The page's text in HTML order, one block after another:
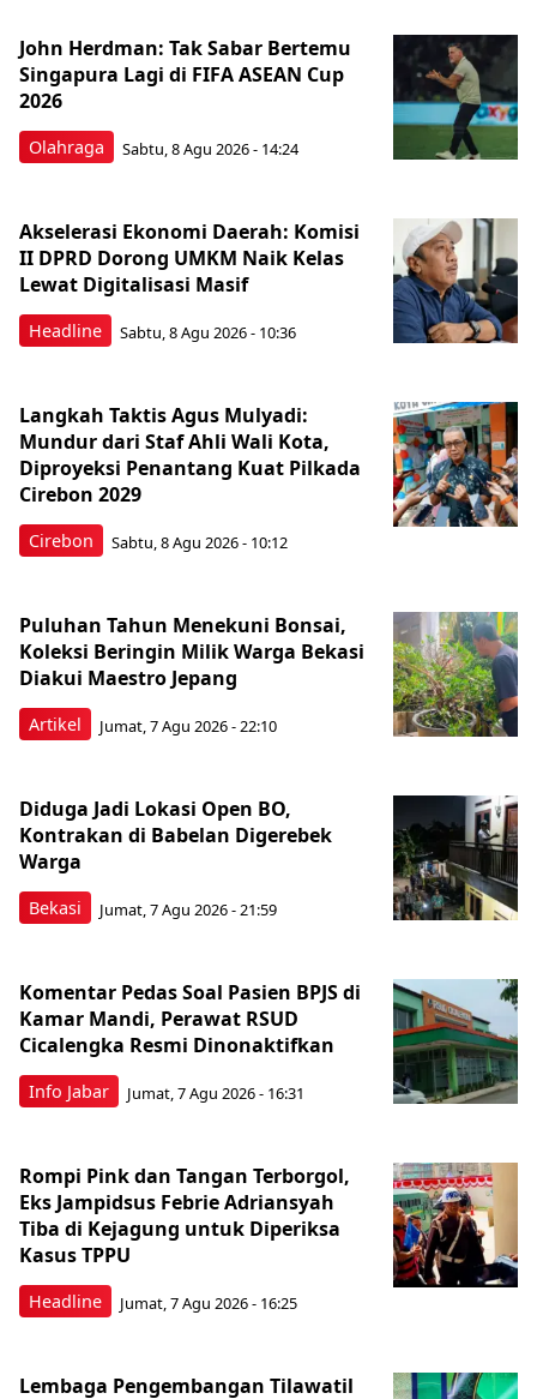
Olahraga
John Herdman: Tak Sabar Bertemu
Singapura Lagi di FIFA ASEAN Cup
2026
Sabtu, 8 Agu 2026 - 14:24
Headline
Akselerasi Ekonomi Daerah: Komisi
II DPRD Dorong UMKM Naik Kelas
Lewat Digitalisasi Masif
Sabtu, 8 Agu 2026 - 10:36
Cirebon
Langkah Taktis Agus Mulyadi:
Mundur dari Staf Ahli Wali Kota,
Diproyeksi Penantang Kuat Pilkada
Cirebon 2029
Sabtu, 8 Agu 2026 - 10:12
Artikel
Puluhan Tahun Menekuni Bonsai,
Koleksi Beringin Milik Warga Bekasi
Diakui Maestro Jepang
Jumat, 7 Agu 2026 - 22:10
Bekasi
Diduga Jadi Lokasi Open BO,
Kontrakan di Babelan Digerebek
Warga
Jumat, 7 Agu 2026 - 21:59
Info Jabar
Komentar Pedas Soal Pasien BPJS di
Kamar Mandi, Perawat RSUD
Cicalengka Resmi Dinonaktifkan
Jumat, 7 Agu 2026 - 16:31
Headline
Rompi Pink dan Tangan Terborgol,
Eks Jampidsus Febrie Adriansyah
Tiba di Kejagung untuk Diperiksa
Kasus TPPU
Jumat, 7 Agu 2026 - 16:25
Lembaga Pengembangan Tilawatil